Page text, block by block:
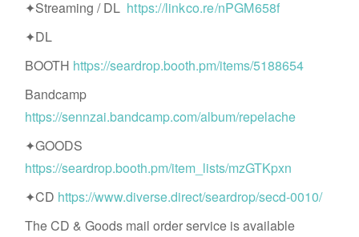
✦Streaming / DL https://linkco.re/nPGM658f
✦DL
BOOTH https://seardrop.booth.pm/items/5188654
Bandcamp
https://sennzai.bandcamp.com/album/repelache
✦GOODS
https://seardrop.booth.pm/item_lists/mzGTKpxn
✦CD https://www.diverse.direct/seardrop/secd-0010/
The CD & Goods mail order service is available